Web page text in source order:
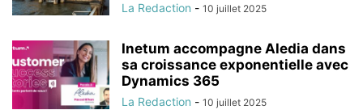
La Redaction - 10 juillet 2025
Inetum accompagne Aledia dans
sa croissance exponentielle avec
Dynamics 365
La Redaction - 10 juillet 2025